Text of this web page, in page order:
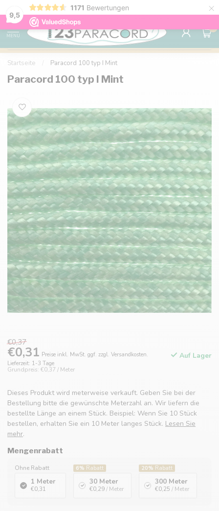
9,5
1171 Bewertungen ×
Kostenlose Lieferung nach Hause ab 150 €
MENU
0
Startseite Paracord 100 typ I Mint
Paracord 100 typ I Mint
€0,37
€0,31 Preise inkl. MwSt. ggf. zzgl. Versandkosten.
Lieferzeit: 1-3 Tage
Grundpreis: €0,37 / Meter
Auf Lager
Dieses Produkt wird meterweise verkauft. Geben Sie bei der
Bestellung bitte die gewünschte Meterzahl an. Wir liefern die
bestellte Länge an einem Stück. Beispiel: Wenn Sie 10 Stück
bestellen, erhalten Sie ein 10 Meter langes Stück. Lesen Sie
mehr.
Mengenrabatt
Ohne Rabatt
1 Meter
€0,31
6% Rabatt
30 Meter
€0,29/ Meter
20% Rabatt
300 Meter
€0,25 / Meter